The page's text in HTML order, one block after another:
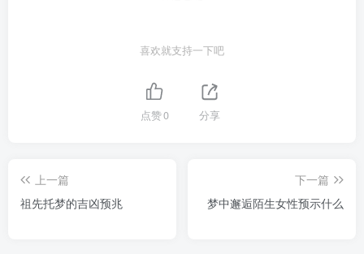
喜欢就支持一下吧
点赞0 分享
上一篇
祖先托梦的吉凶预兆
下一篇
梦中邂逅陌生女性预示什么